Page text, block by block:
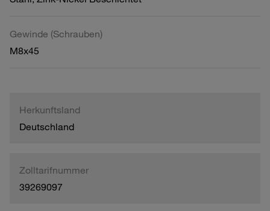
Gewinde (Schrauben)
M8x45
Herkunftsland
Deutschland
Zolltarifnummer
39269097